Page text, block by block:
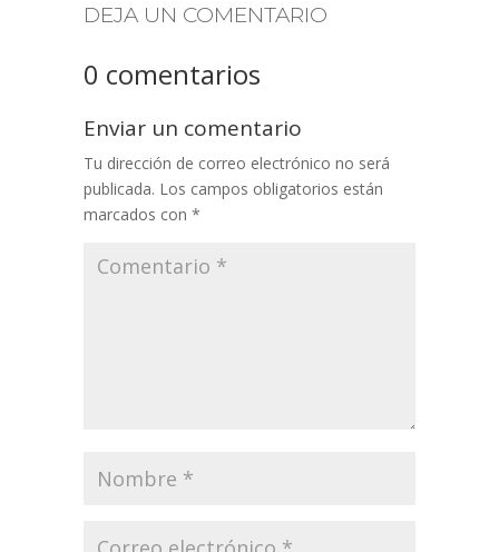
DEJA UN COMENTARIO
0 comentarios
Enviar un comentario
Tu dirección de correo electrónico no será
publicada. Los campos obligatorios están
marcados con *